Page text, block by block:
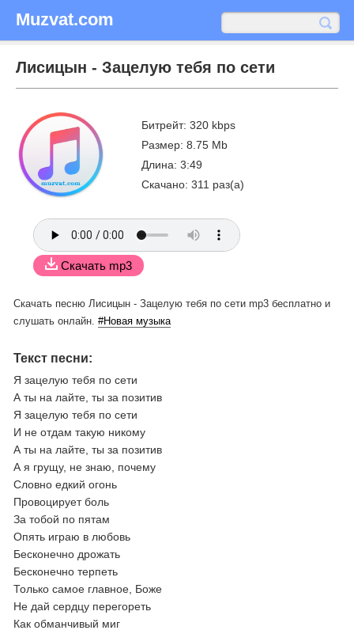
Muzvat.com
Лисицын - Зацелую тебя по сети
Битрейт: 320 kbps
Размер: 8.75 Mb
Длина: 3:49
Скачано: 311 раз(а)
Скачать mp3
Скачать песню Лисицын - Зацелую тебя по сети mp3 бесплатно и
слушать онлайн. #Новая музыка
Текст песни:
Я зацелую тебя по сети
А ты на лайте, ты за позитив
Я зацелую тебя по сети
И не отдам такую никому
А ты на лайте, ты за позитив
А я грущу, не знаю, почему
Словно едкий огонь
Провоцирует боль
За тобой по пятам
Опять играю в любовь
Бесконечно дрожать
Бесконечно терпеть
Только самое главное, Боже
Не дай сердцу перегореть
Как обманчивый миг